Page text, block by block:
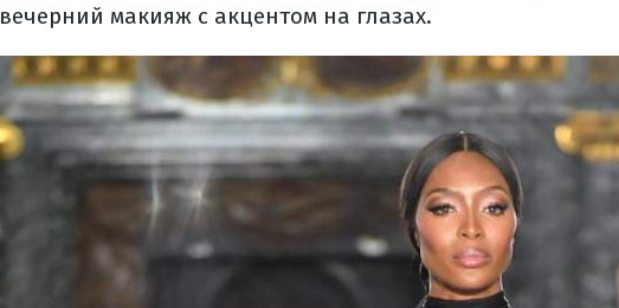
вечерний макияж с акцентом на глазах.